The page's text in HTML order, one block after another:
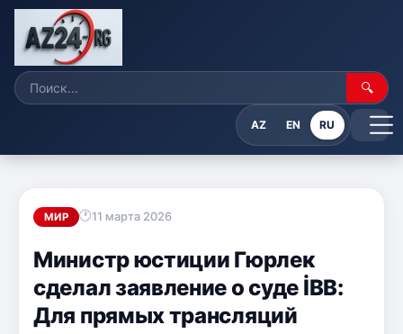
🔍
AZ EN RU
МИР 11 марта 2026
Министр юстиции Гюрлек
сделал заявление о суде İBB:
Для прямых трансляций